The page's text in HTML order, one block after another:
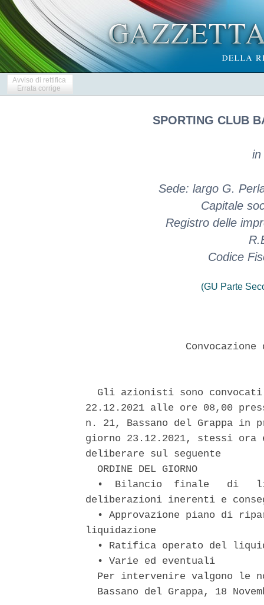
Avviso di rettifica
Errata corrige
SPORTING CLUB
in
Sede: largo G.
Capitale
Registro delle
Codice
(GU Parte
Gli azionisti sono
22.12.2021 alle ore 08,00
n. 21, Bassano del Grappa in
giorno 23.12.2021, stessi ora
deliberare sul seguente
  ORDINE DEL GIORNO
•  Bilancio  finale   di
deliberazioni inerenti e
• Approvazione piano di
liquidazione
• Ratifica operato del
  • Varie ed eventuali
Per intervenire valgono le
Bassano del Grappa, 18